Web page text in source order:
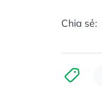
Chia sẻ: